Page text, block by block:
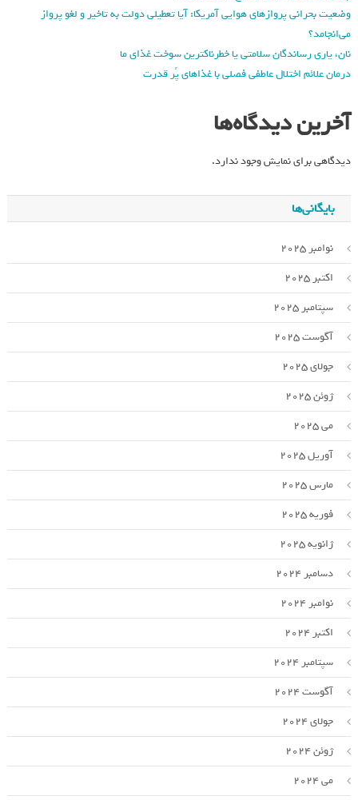
وضعیت بحرانی پروازهای هوایی آمریکا: آیا تعطیلی دولت به تاخیر و لغو پرواز
می‌انجامد؟
نان، یاری رساندگان سلامتی یا خطرناکترین سوخت غذای ما
درمان علائم اختلال عاطفی فصلی با غذاهای پُر قدرت
آخرین دیدگاه‌ها
دیدگاهی برای نمایش وجود ندارد.
بایگانی‌ها
نوامبر 2025
اکتبر 2025
سپتامبر 2025
آگوست 2025
جولای 2025
ژوئن 2025
می 2025
آوریل 2025
مارس 2025
فوریه 2025
ژانویه 2025
دسامبر 2024
نوامبر 2024
اکتبر 2024
سپتامبر 2024
آگوست 2024
جولای 2024
ژوئن 2024
می 2024